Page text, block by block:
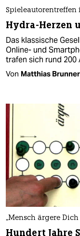
Spieleautorentreffen
Hydra-Herzen
Das klassische
Online- und
trafen sich rund 200
Von Matthias
„Mensch ärgere
Hundert Jahre